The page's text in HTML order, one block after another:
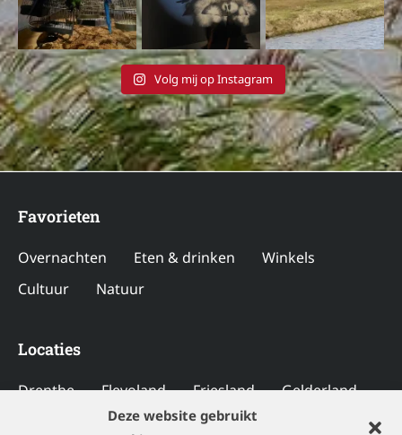
Deze website gebruikt
Volg mij op Instagram
Favorieten
Overnachten Eten & drinken
Winkels
Cultuur
Natuur
Locaties
Drenthe Flevoland Friesland
Gelderland
Limburg Noord-Brabant